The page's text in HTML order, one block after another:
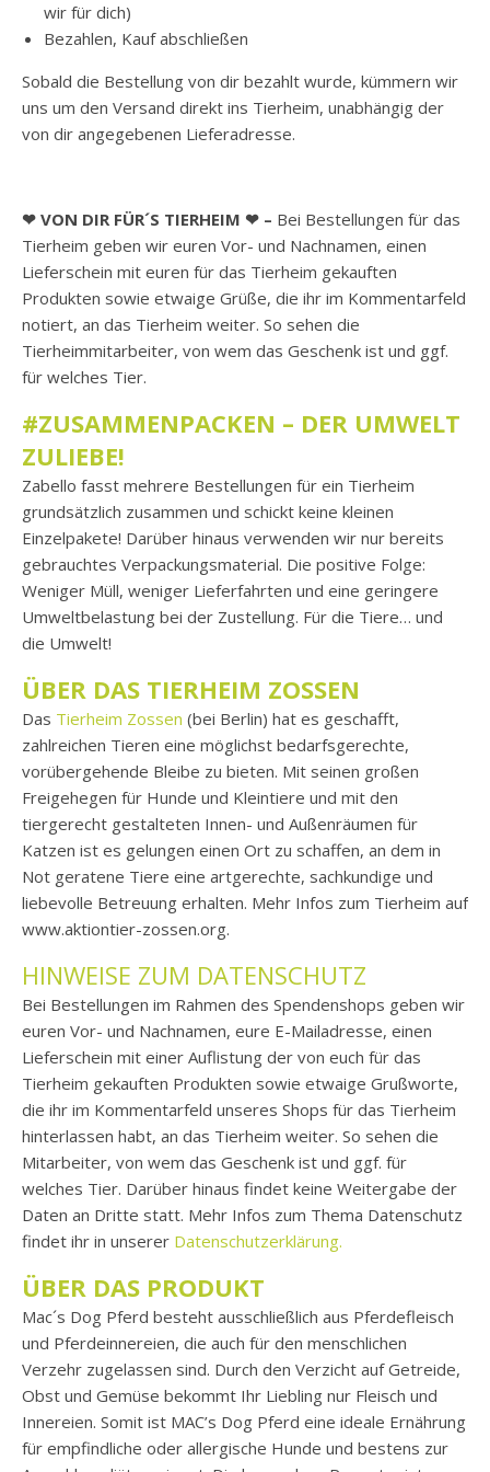
wir für dich)
Bezahlen, Kauf abschließen
Sobald die Bestellung von dir bezahlt wurde, kümmern wir
uns um den Versand direkt ins Tierheim, unabhängig der
von dir angegebenen Lieferadresse.
❤ VON DIR FÜR´S TIERHEIM ❤ – Bei Bestellungen für das
Tierheim geben wir euren Vor- und Nachnamen, einen
Lieferschein mit euren für das Tierheim gekauften
Produkten sowie etwaige Grüße, die ihr im Kommentarfeld
notiert, an das Tierheim weiter. So sehen die
Tierheimmitarbeiter, von wem das Geschenk ist und ggf.
für welches Tier.
#ZUSAMMENPACKEN – DER UMWELT
ZULIEBE!
Zabello fasst mehrere Bestellungen für ein Tierheim
grundsätzlich zusammen und schickt keine kleinen
Einzelpakete! Darüber hinaus verwenden wir nur bereits
gebrauchtes Verpackungsmaterial. Die positive Folge:
Weniger Müll, weniger Lieferfahrten und eine geringere
Umweltbelastung bei der Zustellung. Für die Tiere… und
die Umwelt!
ÜBER DAS TIERHEIM ZOSSEN
Das Tierheim Zossen (bei Berlin) hat es geschafft,
zahlreichen Tieren eine möglichst bedarfsgerechte,
vorübergehende Bleibe zu bieten. Mit seinen großen
Freigehegen für Hunde und Kleintiere und mit den
tiergerecht gestalteten Innen- und Außenräumen für
Katzen ist es gelungen einen Ort zu schaffen, an dem in
Not geratene Tiere eine artgerechte, sachkundige und
liebevolle Betreuung erhalten. Mehr Infos zum Tierheim auf
www.aktiontier-zossen.org.
HINWEISE ZUM DATENSCHUTZ
Bei Bestellungen im Rahmen des Spendenshops geben wir
euren Vor- und Nachnamen, eure E-Mailadresse, einen
Lieferschein mit einer Auflistung der von euch für das
Tierheim gekauften Produkten sowie etwaige Grußworte,
die ihr im Kommentarfeld unseres Shops für das Tierheim
hinterlassen habt, an das Tierheim weiter. So sehen die
Mitarbeiter, von wem das Geschenk ist und ggf. für
welches Tier. Darüber hinaus findet keine Weitergabe der
Daten an Dritte statt. Mehr Infos zum Thema Datenschutz
findet ihr in unserer Datenschutzerklärung.
ÜBER DAS PRODUKT
Mac´s Dog Pferd besteht ausschließlich aus Pferdefleisch
und Pferdeinnereien, die auch für den menschlichen
Verzehr zugelassen sind. Durch den Verzicht auf Getreide,
Obst und Gemüse bekommt Ihr Liebling nur Fleisch und
Innereien. Somit ist MAC’s Dog Pferd eine ideale Ernährung
für empfindliche oder allergische Hunde und bestens zur